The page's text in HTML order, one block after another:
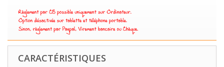
CARACTÉRISTIQUES